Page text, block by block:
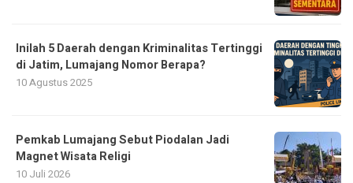
Inilah 5 Daerah dengan Kriminalitas Tertinggi
di Jatim, Lumajang Nomor Berapa?
10 Agustus 2025
Pemkab Lumajang Sebut Piodalan Jadi
Magnet Wisata Religi
10 Juli 2026